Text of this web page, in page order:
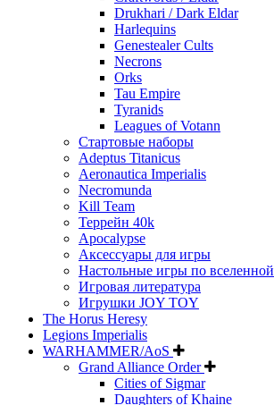
Drukhari / Dark Eldar
Harlequins
Genestealer Cults
Necrons
Orks
Tau Empire
Tyranids
Leagues of Votann
Стартовые наборы
Adeptus Titanicus
Aeronautica Imperialis
Necromunda
Kill Team
Террейн 40k
Apocalypse
Аксессуары для игры
Настольные игры по вселенной
Игровая литература
Игрушки JOY TOY
The Horus Heresy
Legions Imperialis
WARHAMMER/AoS
Grand Alliance Order
Cities of Sigmar
Daughters of Khaine